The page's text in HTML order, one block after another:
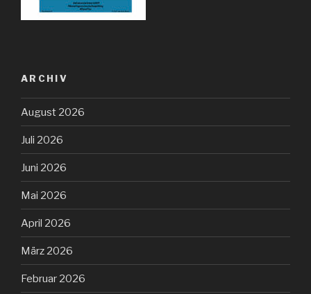
ARCHIV
August 2026
Juli 2026
Juni 2026
Mai 2026
April 2026
März 2026
Februar 2026